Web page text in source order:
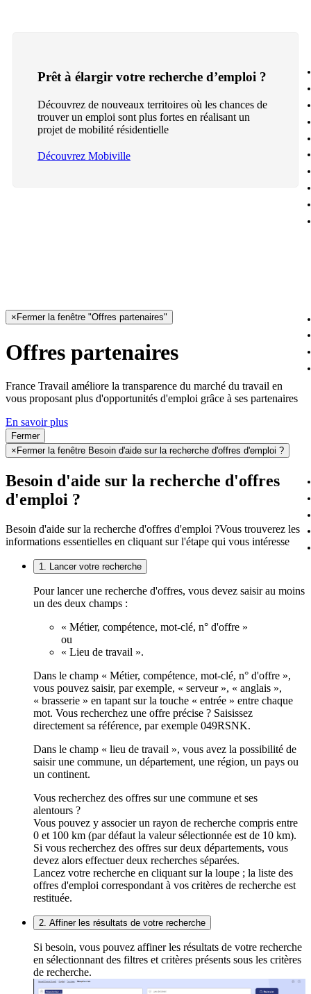
Prêt à élargir votre recherche d’emploi ?
Découvrez de nouveaux territoires où les chances de
trouver un emploi sont plus fortes en réalisant un
projet de mobilité résidentielle
Découvrez Mobiville
× Fermer la fenêtre "Offres partenaires"
Offres partenaires
France Travail améliore la transparence du marché du travail en
vous proposant plus d'opportunités d'emploi grâce à ses partenaires
En savoir plus
Fermer
× Fermer la fenêtre Besoin d'aide sur la recherche d'offres d'emploi ?
Besoin d'aide sur la recherche d'offres
d'emploi ?
Besoin d'aide sur la recherche d'offres d'emploi ?Vous trouverez les
informations essentielles en cliquant sur l'étape qui vous intéresse
1. Lancer votre recherche
Pour lancer une recherche d'offres, vous devez saisir au moins
un des deux champs :
« Métier, compétence, mot-clé, n° d'offre »
ou
« Lieu de travail ».
Dans le champ « Métier, compétence, mot-clé, n° d'offre »,
vous pouvez saisir, par exemple, « serveur », « anglais »,
« brasserie » en tapant sur la touche « entrée » entre chaque
mot. Vous recherchez une offre précise ? Saisissez
directement sa référence, par exemple 049RSNK.
Dans le champ « lieu de travail », vous avez la possibilité de
saisir une commune, un département, une région, un pays ou
un continent.
Vous recherchez des offres sur une commune et ses
alentours ?
Vous pouvez y associer un rayon de recherche compris entre
0 et 100 km (par défaut la valeur sélectionnée est de 10 km).
Si vous recherchez des offres sur deux départements, vous
devez alors effectuer deux recherches séparées.
Lancez votre recherche en cliquant sur la loupe ; la liste des
offres d'emploi correspondant à vos critères de recherche est
restituée.
2. Affiner les résultats de votre recherche
Si besoin, vous pouvez affiner les résultats de votre recherche
en sélectionnant des filtres et critères présents sous les critères
de recherche.